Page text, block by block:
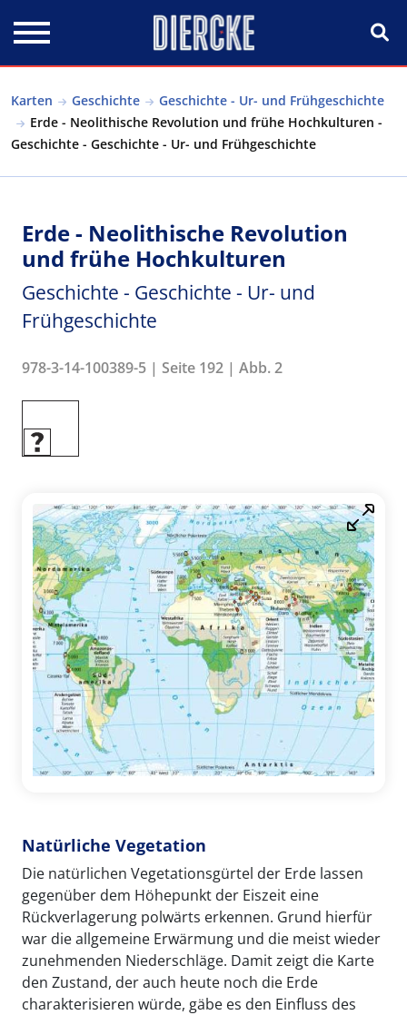
Karten Geschichte
Geschichte - Ur- und Frühgeschichte
Erde - Neolithische Revolution und frühe Hochkulturen -
Geschichte - Geschichte - Ur- und Frühgeschichte
Erde - Neolithische Revolution
und frühe Hochkulturen
Geschichte - Geschichte - Ur- und
Frühgeschichte
978-3-14-100389-5 | Seite 192 | Abb. 2
Natürliche Vegetation
Die natürlichen Vegetationsgürtel der Erde lassen
gegenüber dem Höhepunkt der Eiszeit eine
Rückverlagerung polwärts erkennen. Grund hierfür
war die allgemeine Erwärmung und die meist wieder
zunehmenden Niederschläge. Damit zeigt die Karte
den Zustand, der auch heute noch die Erde
charakterisieren würde, gäbe es den Einfluss des